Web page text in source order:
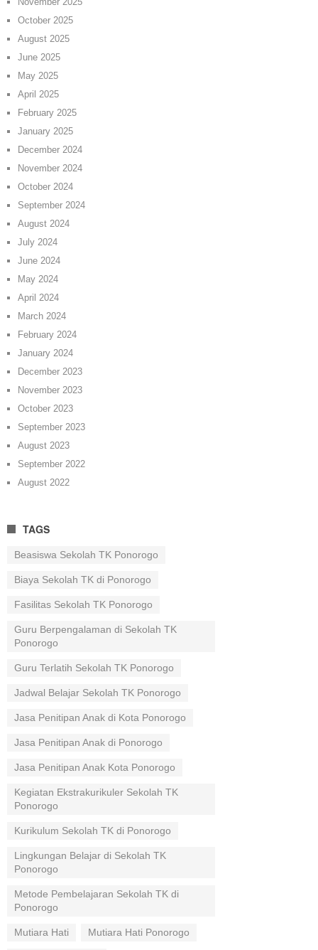
October 2025
August 2025
June 2025
May 2025
April 2025
February 2025
January 2025
December 2024
November 2024
October 2024
September 2024
August 2024
July 2024
June 2024
May 2024
April 2024
March 2024
February 2024
January 2024
December 2023
November 2023
October 2023
September 2023
August 2023
September 2022
August 2022
TAGS
Beasiswa Sekolah TK Ponorogo
Biaya Sekolah TK di Ponorogo
Fasilitas Sekolah TK Ponorogo
Guru Berpengalaman di Sekolah TK
Ponorogo
Guru Terlatih Sekolah TK Ponorogo
Jadwal Belajar Sekolah TK Ponorogo
Jasa Penitipan Anak di Kota Ponorogo
Jasa Penitipan Anak di Ponorogo
Jasa Penitipan Anak Kota Ponorogo
Kegiatan Ekstrakurikuler Sekolah TK
Ponorogo
Kurikulum Sekolah TK di Ponorogo
Lingkungan Belajar di Sekolah TK
Ponorogo
Metode Pembelajaran Sekolah TK di
Ponorogo
Mutiara Hati Mutiara Hati Ponorogo